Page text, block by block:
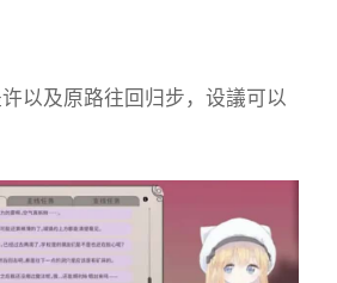
以及原路往回归步，设議可以